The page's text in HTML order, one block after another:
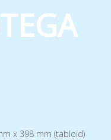
x 398 mm (tabloid)